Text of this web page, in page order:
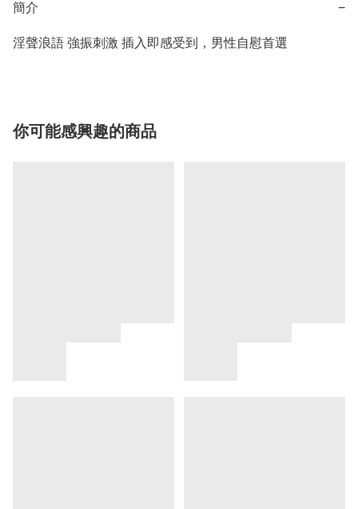
簡介 −
淫聲浪語 強振刺激 插入即感受到，男性自慰首選
你可能感興趣的商品